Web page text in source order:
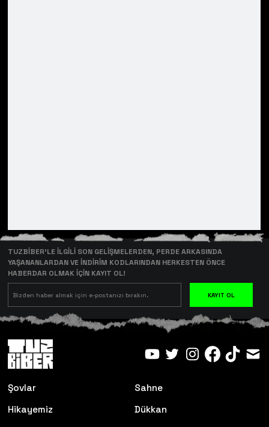
TUZBİBER’LE İLGİLİ SON GELİŞMELERDEN, PERDE ARKASINDA
YAŞANANLARDAN VE İNDİRİM KODLARINDAN HERKESTEN ÖNCE
HABERDAR OLMAK İÇİN KAYIT OL!
KAYIT OL
Şovlar
Sahne
Hikayemiz
Dükkan